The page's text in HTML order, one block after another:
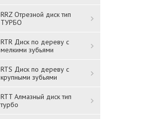
RRZ Отрезной диск тип
ТУРБО
RTR Диск по дереву с
мелкими зубьями
RTS Диск по дереву с
крупными зубьями
RTT Алмазный диск тип
турбо